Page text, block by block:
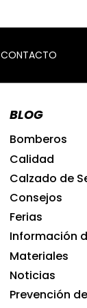
CONTACTO
BLOG
Bomberos
Calidad
Calzado de
Consejos
Ferias
Información
Materiales
Noticias
Prevención